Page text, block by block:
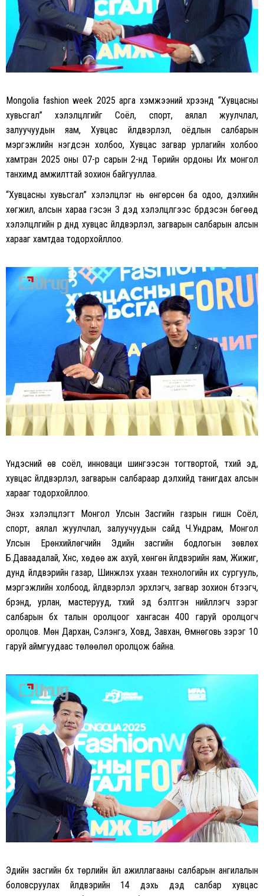
Mongolia fashion week 2025 арга хэмжээний хүрээнд “Хувцасны
хувьсгал” хэлэлцүүлгийг Соёл, спорт, аялал жуулчлал,
залуучуудын яам, Хувцас үйлдвэрлэл, оёдлын салбарын
мэргэжлийн нэгдсэн холбоо, Хувцас загвар урлагийн холбоо
хамтран 2025 оны 07-р сарын 2-нд Төрийн ордоны Их монгол
танхимд амжилттай зохион байгууллаа.
“Хувцасны хувьсгал” хэлэлцүүлэг нь өнгөрсөн ба одоо, дэлхийн
хөгжил, алсын хараа гэсэн 3 дэд хэлэлцүүлгээс бүрдэсэн бөгөөд
хэлэлцүүлгийн үр дүнд хувцас үйлдвэрлэл, загварын салбарын алсын
харааг хамтдаа тодорхойллоо.
Үндэсний өв соёл, инноваци шингээсэн тогтвортой, түүхий эд,
хувцас үйлдвэрлэл, загварын салбараар дэлхийд танигдах алсын
харааг тодорхойллоо.
Энэхүү хэлэлцүүлэгт Монгол Улсын Засгийн газрын гишүүн Соёл,
спорт, аялал жуулчлал, залуучуудын сайд Ч.Ундрам, Монгол
Улсын Ерөнхийлөгчийн Эдийн засгийн бодлогын зөвлөх
Б.Даваадалай, Хүнс, хөдөө аж ахуй, хөнгөн үйлдвэрийн яам, Жижиг,
дунд үйлдвэрийн газар, Шинжлэх ухаан технологийн их сургууль,
мэргэжлийн холбоод, үйлдвэрлэл эрхлэгч, загвар зохион бүтээгч,
брэнд, урлан, мастерууд, түүхий эд бэлтгэн нийлүүлэгч зэрэг
салбарын бүх талын оролцоог хангасан 400 гаруй оролцогч
оролцов. Мөн Дархан, Сэлэнгэ, Ховд, Завхан, Өмнөговь зэрэг 10
гаруй аймгуудаас төлөөлөл оролцож байна.
Эдийн засгийн бүх төрлийн үйл ажиллагааны салбарын ангилалын
боловсруулах үйлдвэрийн 14 дэхь дэд салбар хувцас